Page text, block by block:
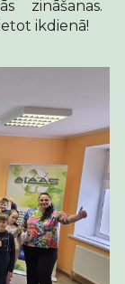
zināšanas.
ikdienā!